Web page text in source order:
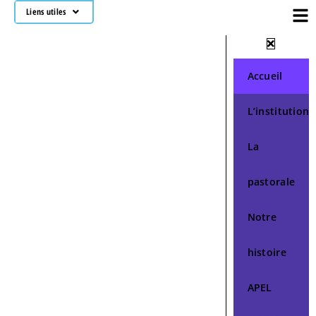
Liens utiles
Accueil
L’institution
La
pastorale
Notre
histoire
APEL